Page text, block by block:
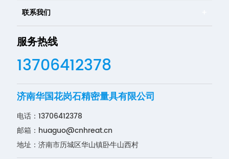
联系我们
服务热线
13706412378
济南华国花岗石精密量具有限公司
电话：13706412378
邮箱： huaguo@cnhreat.cn
地址：济南市历城区华山镇卧牛山西村